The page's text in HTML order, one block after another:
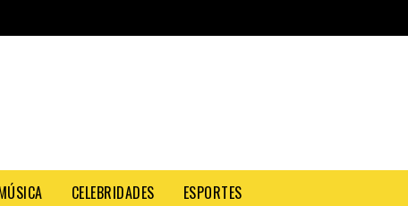
CELEBRIDADES ESPORTES